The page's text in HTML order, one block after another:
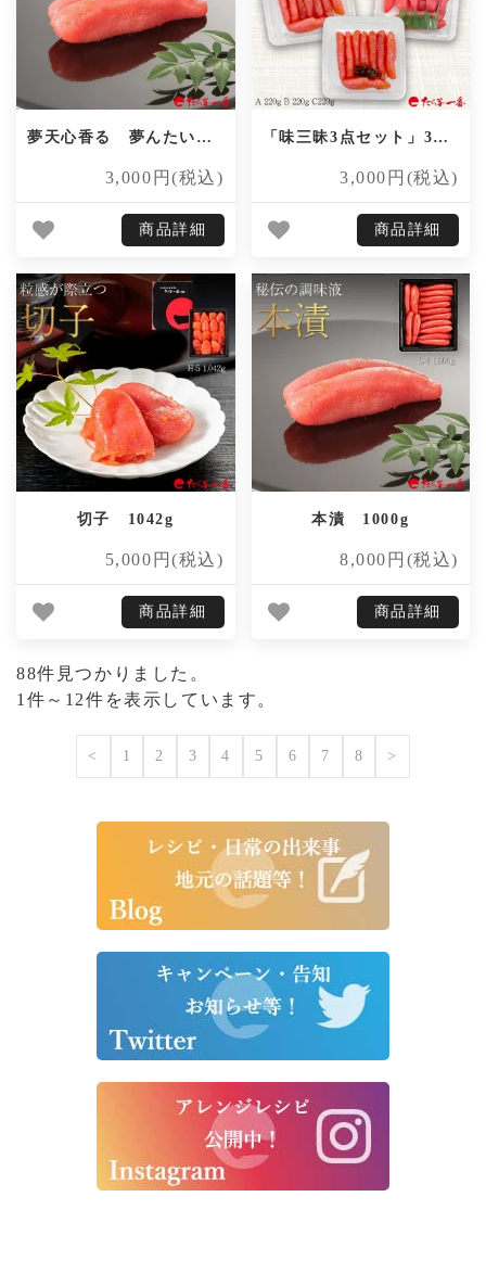
夢天心香る 夢んたい子 300g
3,000円(税込)
商品詳細
「味三昧3点セット」3品セット660gの大容量！
3,000円(税込)
商品詳細
切子 1042g
5,000円(税込)
商品詳細
本漬 1000g
8,000円(税込)
商品詳細
88件見つかりました。
1件～12件を表示しています。
< 1 2 3 4 5 6 7 8 >